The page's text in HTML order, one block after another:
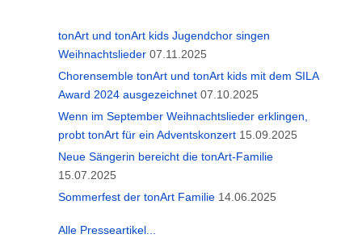
tonArt und tonArt kids Jugendchor singen
Weihnachtslieder 07.11.2025
Chorensemble tonArt und tonArt kids mit dem SILA
Award 2024 ausgezeichnet 07.10.2025
Wenn im September Weihnachtslieder erklingen,
probt tonArt für ein Adventskonzert 15.09.2025
Neue Sängerin bereicht die tonArt-Familie
15.07.2025
Sommerfest der tonArt Familie 14.06.2025
Alle Presseartikel...